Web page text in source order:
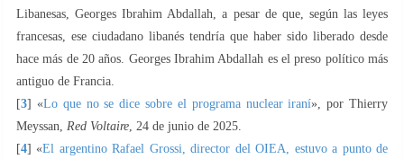
Libanesas, Georges Ibrahim Abdallah, a pesar de que, según las leyes
francesas, ese ciudadano libanés tendría que haber sido liberado desde
hace más de 20 años. Georges Ibrahim Abdallah es el preso político más
antiguo de Francia.
[3] «Lo que no se dice sobre el programa nuclear iraní», por Thierry
Meyssan, Red Voltaire, 24 de junio de 2025.
[4] «El argentino Rafael Grossi, director del OIEA, estuvo a punto de